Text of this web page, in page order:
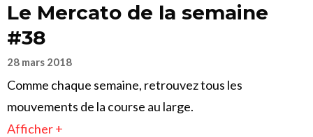
Le Mercato de la semaine
#38
28 mars 2018
Comme chaque semaine, retrouvez tous les
mouvements de la course au large.
Afficher +